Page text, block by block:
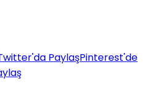
PaylaşPinterest'de